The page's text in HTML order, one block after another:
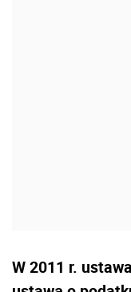
W 2011 r.